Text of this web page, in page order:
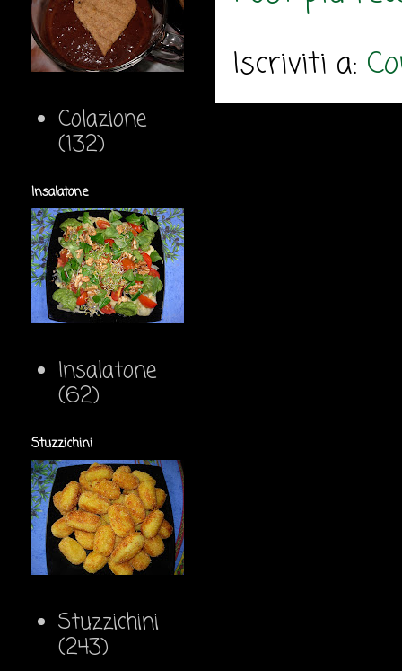
Iscriviti a:
Colazione
(132)
Insalatone
Insalatone
(62)
Stuzzichini
Stuzzichini
(243)